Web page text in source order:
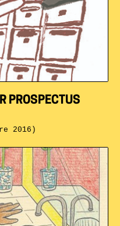
PROSPECTUS
2016)